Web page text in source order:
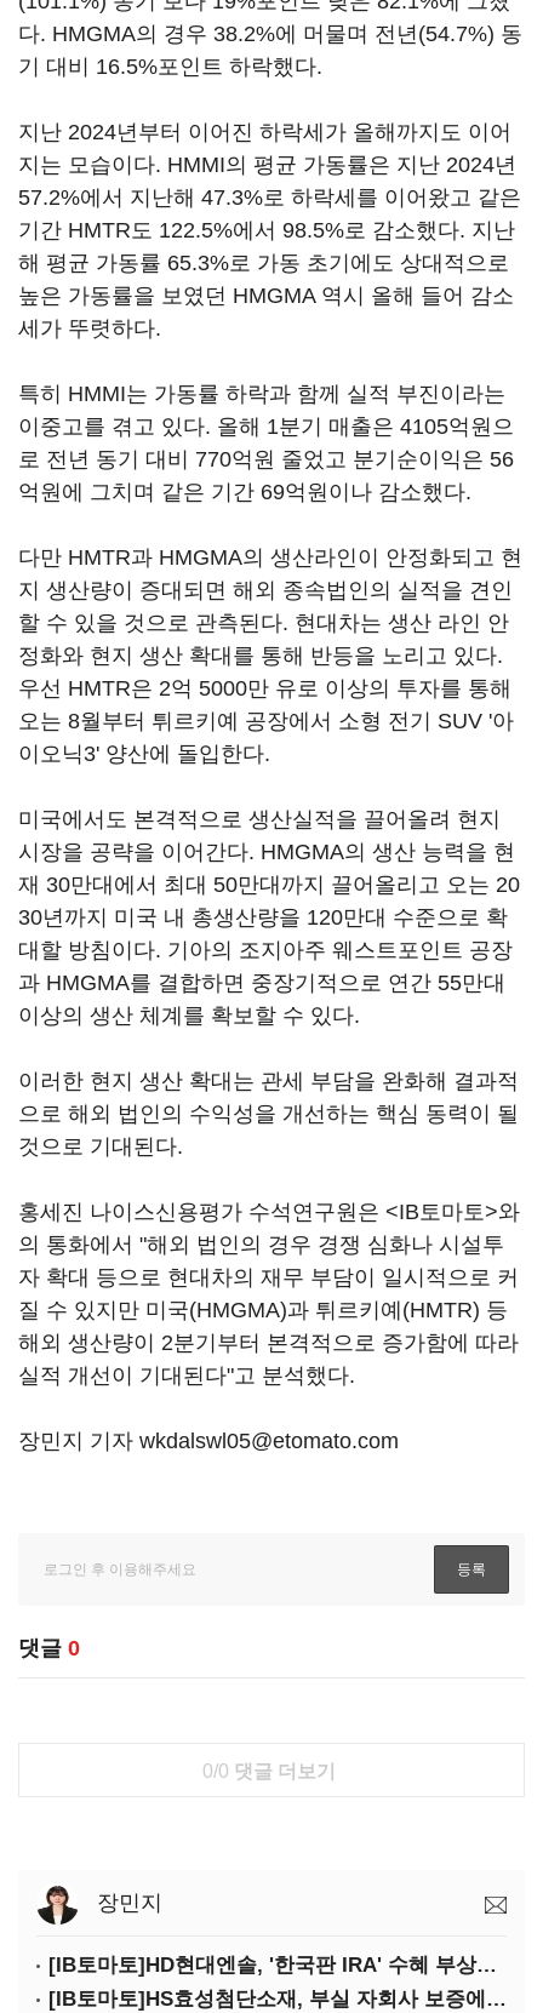
다. HMGMA의 경우 38.2%에 머물며 전년(54.7%) 동
기 대비 16.5%포인트 하락했다.
지난 2024년부터 이어진 하락세가 올해까지도 이어
지는 모습이다. HMMI의 평균 가동률은 지난 2024년
57.2%에서 지난해 47.3%로 하락세를 이어왔고 같은
기간 HMTR도 122.5%에서 98.5%로 감소했다. 지난
해 평균 가동률 65.3%로 가동 초기에도 상대적으로
높은 가동률을 보였던 HMGMA 역시 올해 들어 감소
세가 뚜렷하다.
특히 HMMI는 가동률 하락과 함께 실적 부진이라는
이중고를 겪고 있다. 올해 1분기 매출은 4105억원으
로 전년 동기 대비 770억원 줄었고 분기순이익은 56
억원에 그치며 같은 기간 69억원이나 감소했다.
다만 HMTR과 HMGMA의 생산라인이 안정화되고 현
지 생산량이 증대되면 해외 종속법인의 실적을 견인
할 수 있을 것으로 관측된다. 현대차는 생산 라인 안
정화와 현지 생산 확대를 통해 반등을 노리고 있다.
우선 HMTR은 2억 5000만 유로 이상의 투자를 통해
오는 8월부터 튀르키예 공장에서 소형 전기 SUV '아
이오닉3' 양산에 돌입한다.
미국에서도 본격적으로 생산실적을 끌어올려 현지
시장을 공략을 이어간다. HMGMA의 생산 능력을 현
재 30만대에서 최대 50만대까지 끌어올리고 오는 20
30년까지 미국 내 총생산량을 120만대 수준으로 확
대할 방침이다. 기아의 조지아주 웨스트포인트 공장
과 HMGMA를 결합하면 중장기적으로 연간 55만대
이상의 생산 체계를 확보할 수 있다.
이러한 현지 생산 확대는 관세 부담을 완화해 결과적
으로 해외 법인의 수익성을 개선하는 핵심 동력이 될
것으로 기대된다.
홍세진 나이스신용평가 수석연구원은 <IB토마토>와
의 통화에서 "해외 법인의 경우 경쟁 심화나 시설투
자 확대 등으로 현대차의 재무 부담이 일시적으로 커
질 수 있지만 미국(HMGMA)과 튀르키예(HMTR) 등
해외 생산량이 2분기부터 본격적으로 증가함에 따라
실적 개선이 기대된다"고 분석했다.
장민지 기자 wkdalswl05@etomato.com
댓글 0
0/0 댓글 더보기
장민지
[IB토마토]HD현대엔솔, '한국판 IRA' 수혜 부상…세액공제 선택이 변수
[IB토마토]HS효성첨단소재, 부실 자회사 보증에 해외 사업까지…부담 '가중'